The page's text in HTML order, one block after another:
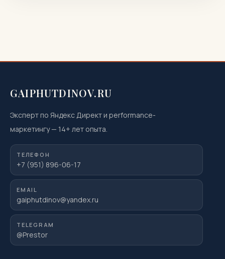
GAIPHUTDINOV.RU
Эксперт по Яндекс Директ и performance-
маркетингу— 14+ лет опыта.
ТЕЛЕФОН
+7 (951) 896-06-17
EMAIL
gaiphutdinov@yandex.ru
TELEGRAM
@Prestor